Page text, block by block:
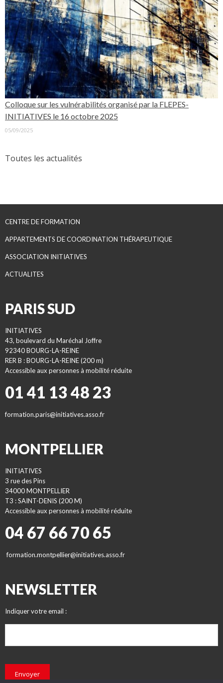
Colloque sur les vulnérabilités organisé par la FLEPES-
INITIATIVES le 16 octobre 2025
05/09/2025
Toutes les actualités
CENTRE DE FORMATION
APPARTEMENTS DE COORDINATION THÉRAPEUTIQUE
ASSOCIATION INITIATIVES
ACTUALITES
PARIS SUD
INITIATIVES
43, boulevard du Maréchal Joffre
92340 BOURG-LA-REINE
RER B : BOURG-LA-REINE (200 m)
Accessible aux personnes à mobilité réduite
01 41 13 48 23
formation.paris@initiatives.asso.fr
MONTPELLIER
INITIATIVES
3 rue des Pins
34000 MONTPELLIER
T3 : SAINT-DENIS (200 M)
Accessible aux personnes à mobilité réduite
04 67 66 70 65
formation.montpellier@initiatives.asso.fr
NEWSLETTER
Indiquer votre email :
Envoyer